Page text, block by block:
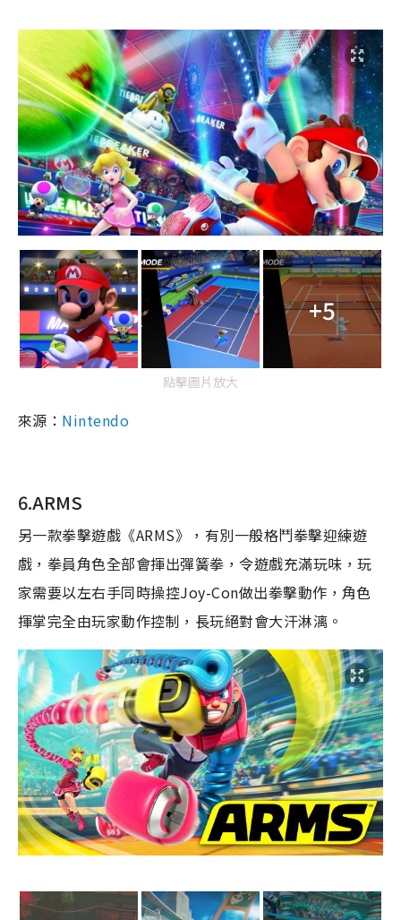
+5
點擊圖片放大
來源： Nintendo
6.ARMS
另一款拳擊遊戲《ARMS》，有別一般格鬥拳擊迎練遊
戲，拳員角色全部會揮出彈簧拳，令遊戲充滿玩味，玩
家需要以左右手同時操控Joy-Con做出拳擊動作，角色
揮掌完全由玩家動作控制，長玩絕對會大汗淋漓。